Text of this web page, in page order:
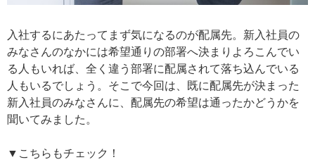
入社するにあたってまず気になるのが配属先。新入社員の
みなさんのなかには希望通りの部署へ決まりよろこんでい
る人もいれば、全く違う部署に配属されて落ち込んでいる
人もいるでしょう。そこで今回は、既に配属先が決まった
新入社員のみなさんに、配属先の希望は通ったかどうかを
聞いてみました。
▼こちらもチェック！